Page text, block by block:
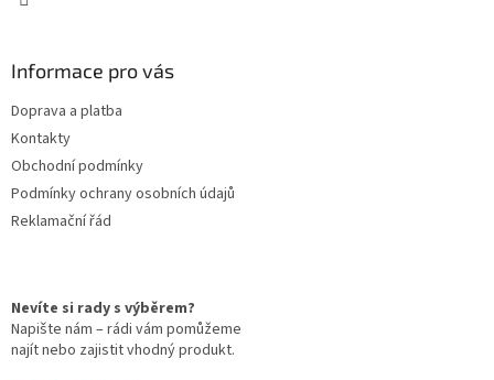
Informace pro vás
Doprava a platba
Kontakty
Obchodní podmínky
Podmínky ochrany osobních údajů
Reklamační řád
Nevíte si rady s výběrem?
Napište nám – rádi vám pomůžeme
najít nebo zajistit vhodný produkt.